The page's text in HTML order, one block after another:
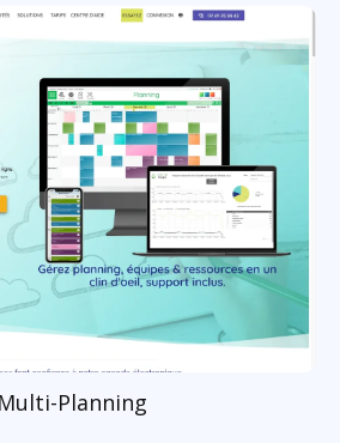
Multi-Planning